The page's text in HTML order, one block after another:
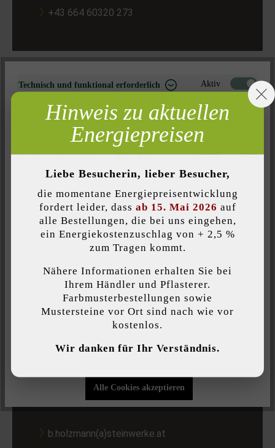
+43 664 60320 273
INNENDIENST
Sanel Kupresak
Produktberatung und Preisinformation
s.kupresak(a)steinwerke.at
+43 2618 3208 435
Bernhard Holzmann
Produktberatung und Preisinformation
b.holzmann(a)steinwerke.at
Technisch und funktional erforderlich Aktiv
Marketing Inaktiv
Inaktiv
Komfort (Seitenfunktionalität) Inaktiv
Inaktiv
Individuelle Cookies akzeptieren
Funktionalität bieten zu können...Mehr Informationen
Individuelle Einstellungen
Alle Cookies akzeptieren
Hinweis zu aktuellen
Energiepreisen
Liebe Besucherin, lieber Besucher,
die momentane Energiepreisentwicklung
fordert leider, dass ab 15. Mai 2026 auf
alle Bestellungen, die bei uns eingehen,
ein Energiekostenzuschlag von + 2,5 %
zum Tragen kommt.
Nähere Informationen erhalten Sie bei
Ihrem Händler und Pflasterer.
Farbmusterbestellungen sowie
Mustersteine vor Ort sind nach wie vor
kostenlos.
Wir danken für Ihr Verständnis.